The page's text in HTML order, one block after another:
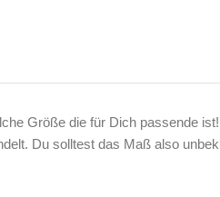
Größe die für Dich passende ist!
Du solltest das Maß also